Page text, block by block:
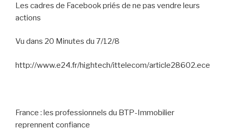
Les cadres de Facebook priés de ne pas vendre leurs
actions
Vu dans 20 Minutes du 7/12/8
http://www.e24.fr/hightech/ittelecom/article28602.ece
France : les professionnels du BTP-Immobilier
reprennent confiance